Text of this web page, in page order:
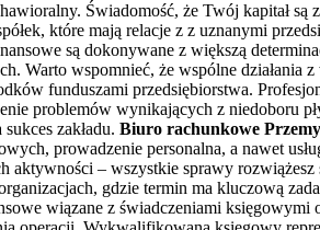
Świadomość, że Twój kapitał
które mają relacje z z uznanymi
są dokonywane z większą
Warto wspomnieć, że wspólne
funduszami przedsiębiorstwa.
problemów wynikających z niedoboru
zakładu. Biuro rachunkowe
prowadzenie personalna, a nawet
– wszystkie sprawy
gdzie termin ma kluczową
wiązane z świadczeniami